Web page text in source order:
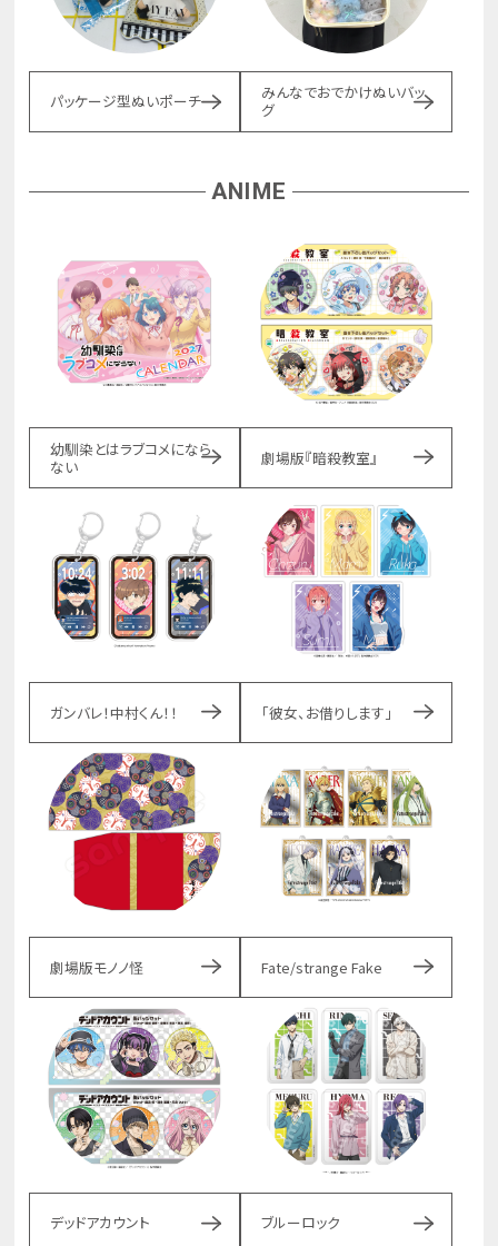
パッケージ型ぬいポーチ
みんなでおでかけぬいバッ
グ
ANIME
幼馴染とはラブコメになら
ない
劇場版『暗殺教室』
ガンバレ！中村くん！！ 「彼女、お借りします」
劇場版モノノ怪 Fate/strange Fake
デッドアカウント ブルーロック